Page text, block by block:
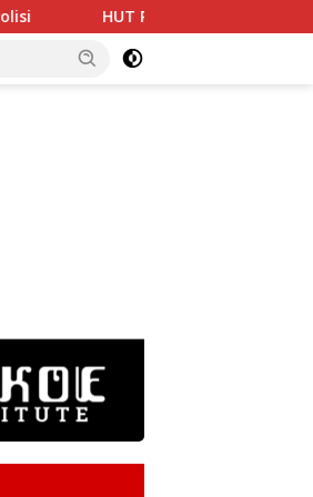
RI ke-81 Makin Semarak, Dharma